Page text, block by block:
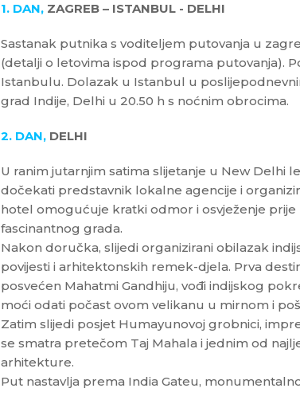
1. DAN,ZAGREB – ISTANBUL - DELHI
Sastanak putnika s voditeljem putovanja u
(detalji o letovima ispod programa putovanja).
Istanbulu. Dolazak u Istanbul u
grad Indije, Delhi u 20.50 h s noćnim obrocima.
2. DAN, DELHI
U ranim jutarnjim satima slijetanje u New Delhi
dočekati predstavnik lokalne agencije i
hotel omogućuje kratki odmor i osvježenje prije
fascinantnog grada.
Nakon doručka, slijedi organizirani obilazak
povijesti i arhitektonskih remek-djela. Prva
posvećen Mahatmi Gandhiju, vođi indijskog
moći odati počast ovom velikanu u mirnom i
Zatim slijedi posjet Humayunovoj grobnici,
se smatra pretečom Taj Mahala i jednim od
arhitekture.
Put nastavlja prema India Gateu,